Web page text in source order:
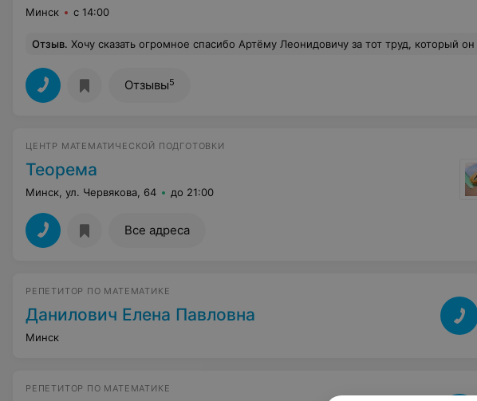
Минск с 14:00
Отзыв. Хочу сказать огромное спасибо Артёму Леонидовичу за тот труд, который он проделал. Никогда не думала, что изучать математику настолько увлекательно! Я поняла, что в своё время не ошиблась с выбором преподавателя. Во-первых, занятия всегда проходили в комфортной, доброжелательной атмосфере. Во-вторых, учебный материал, даже очень сложный, объяснялся понятно и доступно. Уже после нескольких занятий чувствовался результат. В-третьих, Артём Леонидович всегда шёл навстречу при изменении в расписании. Я очень довольна результатом обучения. Все поставленные задачи выполнены. А профессионализм, ответственность, лояльность Артёма Леонидовича вызывают уважение и признательность.
Отзывы5
ЦЕНТР МАТЕМАТИЧЕСКОЙ ПОДГОТОВКИ
Теорема
Минск, ул. Червякова, 64 до 21:00
Все адреса
РЕПЕТИТОР ПО МАТЕМАТИКЕ
Данилович Елена Павловна
Минск
РЕПЕТИТОР ПО МАТЕМАТИКЕ